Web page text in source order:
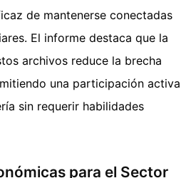
de mantenerse conectadas
El informe destaca que la
archivos reduce la brecha
una participación activa
sin requerir habilidades
para el Sector